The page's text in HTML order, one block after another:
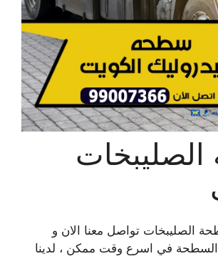
الصليبخات تواصل معنا الان و
في اسرع وقت ممكن ، لدينا